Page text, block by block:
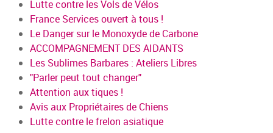
Lutte contre les Vols de Vélos
France Services ouvert à tous !
Le Danger sur le Monoxyde de Carbone
ACCOMPAGNEMENT DES AIDANTS
Les Sublimes Barbares : Ateliers Libres
"Parler peut tout changer"
Attention aux tiques !
Avis aux Propriétaires de Chiens
Lutte contre le frelon asiatique